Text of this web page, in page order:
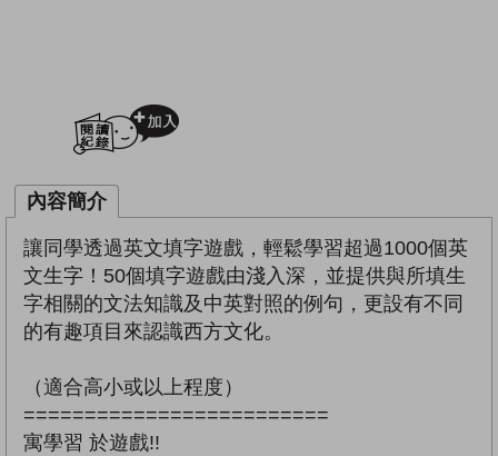
內容簡介
讓同學透過英文填字遊戲，輕鬆學習超過1000個英
文生字！50個填字遊戲由淺入深，並提供與所填生
字相關的文法知識及中英對照的例句，更設有不同
的有趣項目來認識西方文化。
（適合高小或以上程度）
=========================
寓學習 於遊戲!!